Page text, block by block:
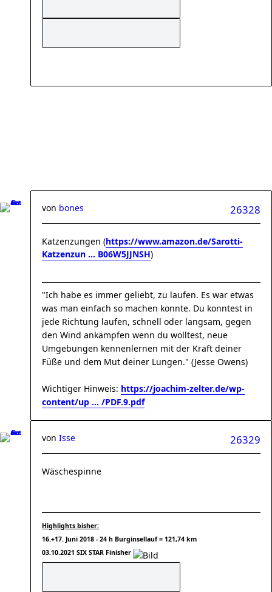
26328
von bones
Katzenzungen (https://www.amazon.de/Sarotti-
Katzenzun ... B06W5JJNSH)
"Ich habe es immer geliebt, zu laufen. Es war etwas
was man einfach so machen konnte. Du konntest in
jede Richtung laufen, schnell oder langsam, gegen
den Wind ankämpfen wenn du wolltest, neue
Umgebungen kennenlernen mit der Kraft deiner
Füße und dem Mut deiner Lungen." (Jesse Owens)
Wichtiger Hinweis: https://joachim-zelter.de/wp-
content/up ... /PDF.9.pdf
26329
von Isse
Wäschespinne
Highlights bisher:
16.+17. Juni 2018 - 24 h Burginsellauf = 121,74 km
03.10.2021 SIX STAR Finisher